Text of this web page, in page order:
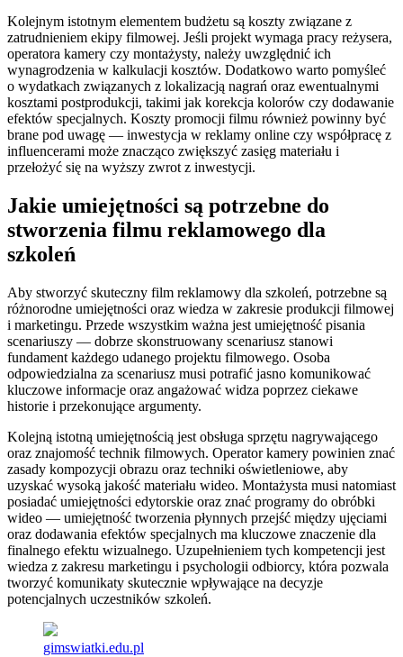
Kolejnym istotnym elementem budżetu są koszty związane z
zatrudnieniem ekipy filmowej. Jeśli projekt wymaga pracy reżysera,
operatora kamery czy montażysty, należy uwzględnić ich
wynagrodzenia w kalkulacji kosztów. Dodatkowo warto pomyśleć
o wydatkach związanych z lokalizacją nagrań oraz ewentualnymi
kosztami postprodukcji, takimi jak korekcja kolorów czy dodawanie
efektów specjalnych. Koszty promocji filmu również powinny być
brane pod uwagę — inwestycja w reklamy online czy współpracę z
influencerami może znacząco zwiększyć zasięg materiału i
przełożyć się na wyższy zwrot z inwestycji.
Jakie umiejętności są potrzebne do
stworzenia filmu reklamowego dla
szkoleń
Aby stworzyć skuteczny film reklamowy dla szkoleń, potrzebne są
różnorodne umiejętności oraz wiedza w zakresie produkcji filmowej
i marketingu. Przede wszystkim ważna jest umiejętność pisania
scenariuszy — dobrze skonstruowany scenariusz stanowi
fundament każdego udanego projektu filmowego. Osoba
odpowiedzialna za scenariusz musi potrafić jasno komunikować
kluczowe informacje oraz angażować widza poprzez ciekawe
historie i przekonujące argumenty.
Kolejną istotną umiejętnością jest obsługa sprzętu nagrywającego
oraz znajomość technik filmowych. Operator kamery powinien znać
zasady kompozycji obrazu oraz techniki oświetleniowe, aby
uzyskać wysoką jakość materiału wideo. Montażysta musi natomiast
posiadać umiejętności edytorskie oraz znać programy do obróbki
wideo — umiejętność tworzenia płynnych przejść między ujęciami
oraz dodawania efektów specjalnych ma kluczowe znaczenie dla
finalnego efektu wizualnego. Uzupełnieniem tych kompetencji jest
wiedza z zakresu marketingu i psychologii odbiorcy, która pozwala
tworzyć komunikaty skutecznie wpływające na decyzje
potencjalnych uczestników szkoleń.
gimswiatki.edu.pl